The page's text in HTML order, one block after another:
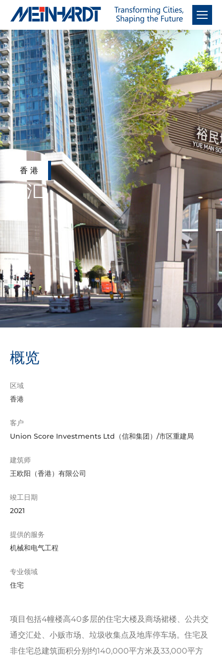
香港
凯汇
概览
区域
香港
客户
Union Score Investments Ltd（信和集团）/市区重建局
建筑师
王欧阳（香港）有限公司
竣工日期
2021
提供的服务
机械和电气工程
专业领域
住宅
项目包括4幢楼高40多层的住宅大楼及商场裙楼、公共交
通交汇处、小贩市场、垃圾收集点及地库停车场。住宅及
非住宅总建筑面积分别约140,000平方米及33,000平方